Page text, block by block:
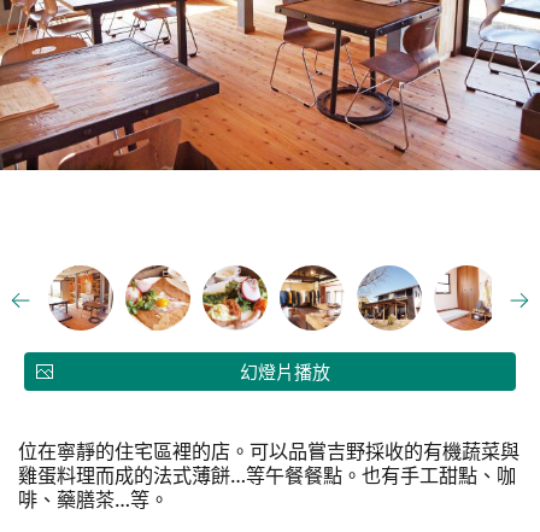
幻燈片播放
位在寧靜的住宅區裡的店。可以品嘗吉野採收的有機蔬菜與
雞蛋料理而成的法式薄餅…等午餐餐點。也有手工甜點、咖
啡、藥膳茶…等。